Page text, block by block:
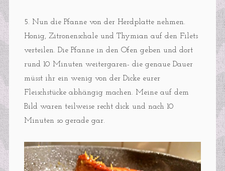
5. Nun die Pfanne von der Herdplatte nehmen.
Honig, Zitronenschale und Thymian auf den Filets
verteilen. Die Pfanne in den Ofen geben und dort
rund 10 Minuten weitergaren- die genaue Dauer
müsst ihr ein wenig von der Dicke eurer
Fleischstücke abhängig machen. Meine auf dem
Bild waren teilweise recht dick und nach 10
Minuten so gerade gar.